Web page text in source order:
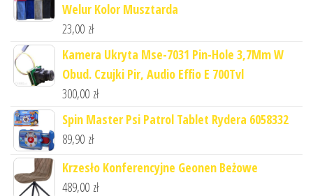
Welur Kolor Musztarda
23,00 zł
Kamera Ukryta Mse-7031 Pin-Hole 3,7Mm W
Obud. Czujki Pir, Audio Effio E 700Tvl
300,00 zł
Spin Master Psi Patrol Tablet Rydera 6058332
89,90 zł
Krzesło Konferencyjne Geonen Beżowe
489,00 zł